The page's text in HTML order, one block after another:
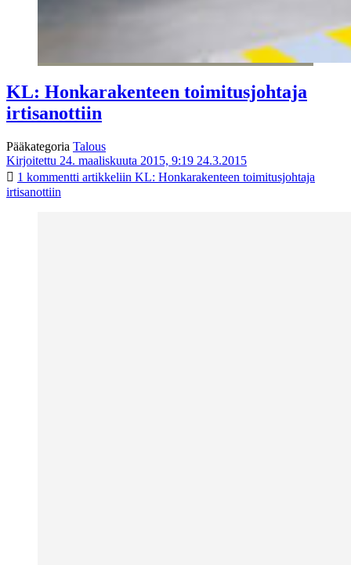
KL: Honkarakenteen toimitusjohtaja
irtisanottiin
Pääkategoria Talous
Kirjoitettu 24. maaliskuuta 2015, 9:19 24.3.2015
1 kommentti artikkeliin KL: Honkarakenteen toimitusjohtaja
irtisanottiin